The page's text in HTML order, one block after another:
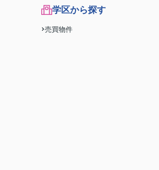
学区から探す
売買物件